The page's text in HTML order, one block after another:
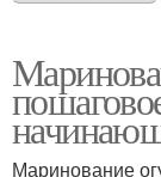
Маринование